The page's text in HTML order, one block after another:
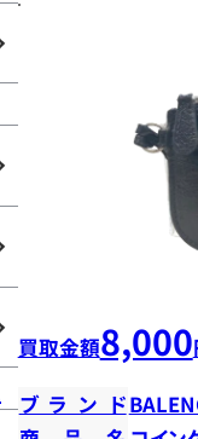
買取金額8,000
ブランド